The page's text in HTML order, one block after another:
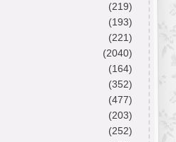
(219)
(193)
(221)
(2040)
(164)
(352)
(477)
(203)
(252)